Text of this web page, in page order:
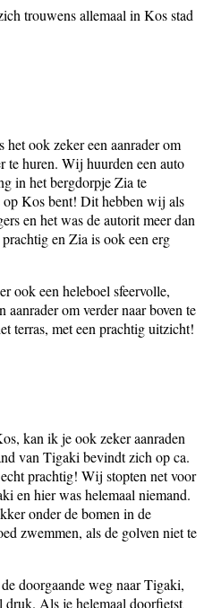
trouwens allemaal in Kos stad
ook zeker een aanrader om
te huren. Wij huurden een auto
in het bergdorpje Zia te
op Kos bent! Dit hebben wij als
en het was de autorit meer dan
en Zia is ook een erg
ook een heleboel sfeervolle,
aanrader om verder naar boven te
terras, met een prachtig uitzicht!
kan ik je ook zeker aanraden
van Tigaki bevindt zich op ca.
prachtig! Wij stopten net voor
en hier was helemaal niemand.
onder de bomen in de
zwemmen, als de golven niet te
doorgaande weg naar Tigaki,
druk. Als je helemaal doorfietst